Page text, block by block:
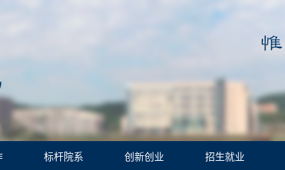
标杆院系 创新创业 招生就业